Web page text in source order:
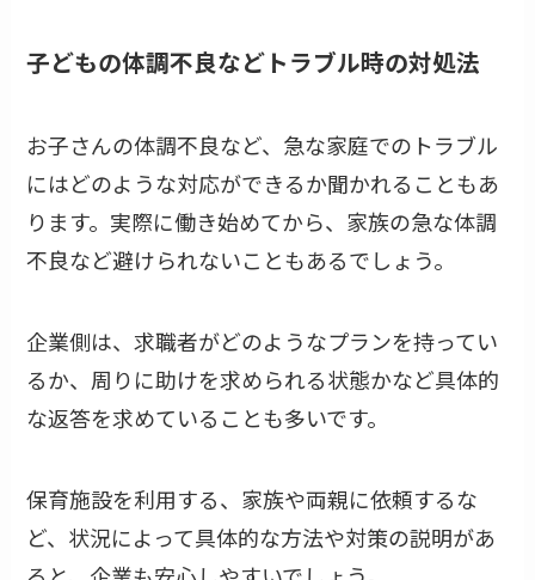
子どもの体調不良などトラブル時の対処法
お子さんの体調不良など、急な家庭でのトラブル
にはどのような対応ができるか聞かれることもあ
ります。実際に働き始めてから、家族の急な体調
不良など避けられないこともあるでしょう。
企業側は、求職者がどのようなプランを持ってい
るか、周りに助けを求められる状態かなど具体的
な返答を求めていることも多いです。
保育施設を利用する、家族や両親に依頼するな
ど、状況によって具体的な方法や対策の説明があ